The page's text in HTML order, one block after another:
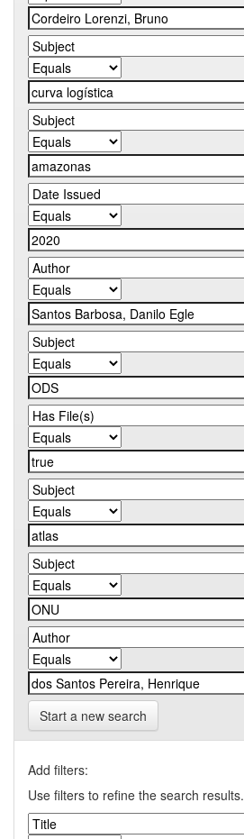
Start a new search
Add filters:
Use filters to refine the search results.